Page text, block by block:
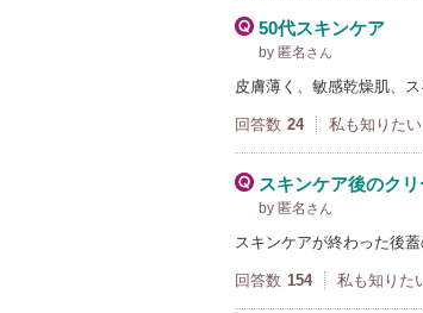
50代スキンケア
by 匿名 さん
皮膚薄く、敏感乾燥肌、
回答数 24 私も知りたい
スキンケア後のク
by 匿名 さん
スキンケアが終わった後
回答数 154 私も知りた